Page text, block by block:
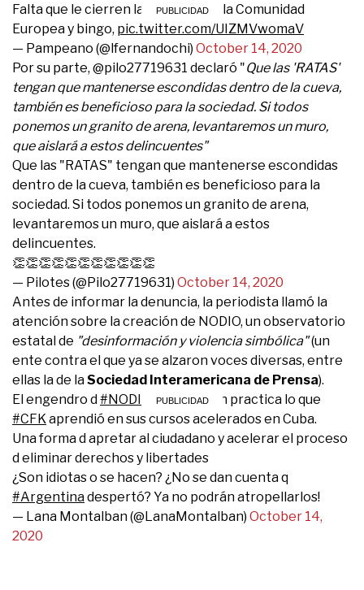
Falta que le cierren las puertas en la Comunidad
Europea y bingo, pic.twitter.com/UIZMVwomaV
— Pampeano (@lfernandochi) October 14, 2020
Por su parte, @pilo27719631 declaró "Que las 'RATAS'
tengan que mantenerse escondidas dentro de la cueva,
también es beneficioso para la sociedad. Si todos
ponemos un granito de arena, levantaremos un muro,
que aislará a estos delincuentes"
Que las "RATAS" tengan que mantenerse escondidas
dentro de la cueva, también es beneficioso para la
sociedad. Si todos ponemos un granito de arena,
levantaremos un muro, que aislará a estos
delincuentes.
👏👏👏👏👏👏👏👏👏👏👏
— Pilotes (@Pilo27719631) October 14, 2020
Antes de informar la denuncia, la periodista llamó la
atención sobre la creación de NODIO, un observatorio
estatal de "desinformación y violencia simbólica"(un
ente contra el que ya se alzaron voces diversas, entre
ellas la de laSociedad Interamericana de Prensa).
El engendro d#NODIO
es poner en practica lo que
#CFK aprendió en sus cursos acelerados en Cuba.
Una forma d apretar al ciudadano y acelerar el proceso
d eliminar derechos y libertades
¿Son idiotas o se hacen? ¿No se dan cuenta q
#Argentinadespertó? Ya no podrán atropellarlos!
— Lana Montalban (@LanaMontalban) October 14,
2020